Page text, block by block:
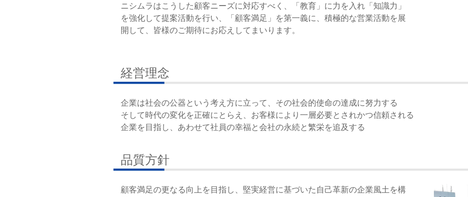
ニシムラはこうした顧客ニーズに対応すべく、「教育」に力を入れ「知識力」
を強化して提案活動を行い、「顧客満足」を第一義に、積極的な営業活動を展
開して、皆様のご期待にお応えしてまいります。
経営理念
企業は社会の公器という考え方に立って、その社会的使命の達成に努力する
そして時代の変化を正確にとらえ、お客様により一層必要とされかつ信頼される
企業を目指し、あわせて社員の幸福と会社の永続と繁栄を追及する
品質方針
顧客満足の更なる向上を目指し、堅実経営に基づいた自己革新の企業風土を構